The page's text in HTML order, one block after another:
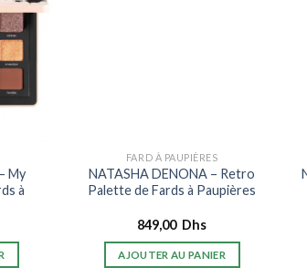
My
à
FARD À PAUPIÈRES
NATASHA DENONA – Retro
Palette de Fards à Paupières
849,00 Dhs
AJOUTER AU PANIER